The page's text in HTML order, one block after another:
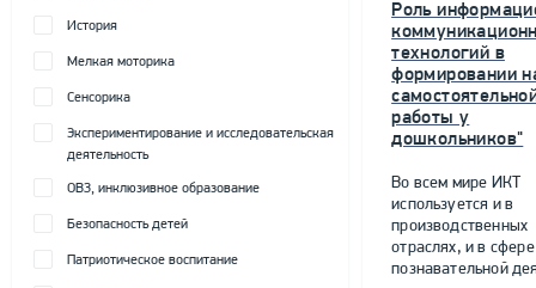
История
Мелкая моторика
Сенсорика
Экспериментирование и исследовательская
деятельность
ОВЗ, инклюзивное образование
Безопасность детей
Патриотическое воспитание
Роль
технологий в
формировании
работы у
дошкольников"
Во всем мире ИКТ
используется и в
производственных
отраслях, и в сфере
познавательной